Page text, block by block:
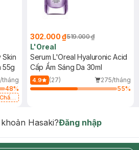
Skin
55g
tháng
48%
302.000 ₫519.000 ₫
L'Oreal
Serum L'Oreal Hyaluronic Acid
Cấp Ẩm Sáng Da 30ml
4.9 (27)
275/tháng
55%
Hasaki?Đăng nhập